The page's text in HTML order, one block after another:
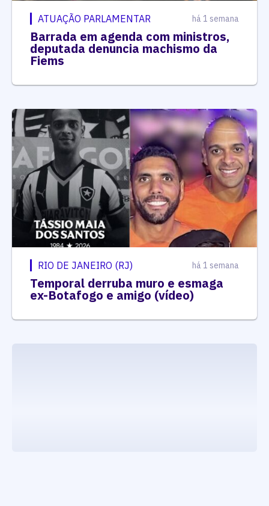
ATUAÇÃO PARLAMENTAR há 1 semana
Barrada em agenda com ministros,
deputada denuncia machismo da
Fiems
RIO DE JANEIRO (RJ) há 1 semana
Temporal derruba muro e esmaga
ex-Botafogo e amigo (vídeo)